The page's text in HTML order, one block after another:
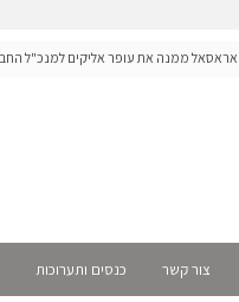
ממנה את עופר אליקים למנכ"ל החברה
צור קשר כנסים ותערוכות